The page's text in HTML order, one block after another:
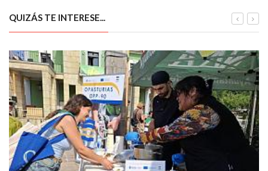
QUIZÁS TE INTERESE...